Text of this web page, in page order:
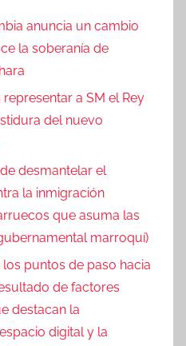
anuncia un cambio
la soberanía de
a SM el Rey
del nuevo
desmantelar el
la inmigración
que asuma las
marroquí)
puntos de paso hacia
de factores
destacan la
digital y la